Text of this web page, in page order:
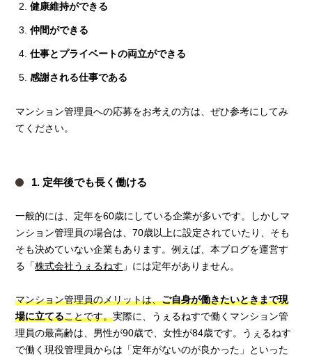
健康維持ができる
仲間ができる
仕事とプライベートの両立ができる
感謝される仕事である
マンション管理員への応募をお考えの方は、ぜひ参考にしてみ
てください。
1. 定年後でも長く働ける
一般的には、定年を60歳にしている企業が多いです。しかしマ
ンション管理員の場合は、70歳以上に設定されていたり、そも
そも決めていない企業もあります。例えば、本ブログを運営す
る「株式会社うぇるねす 」には定年がありません。
マンション管理員のメリットは、ご自身が働きたいときまで現
場に立てることです。実際に、うぇるねすで働くマンション管
理員の最高齢は、男性が90歳で、女性が84歳です。うぇるねす
で働く現役管理員からは「定年がないのが良かった」といった